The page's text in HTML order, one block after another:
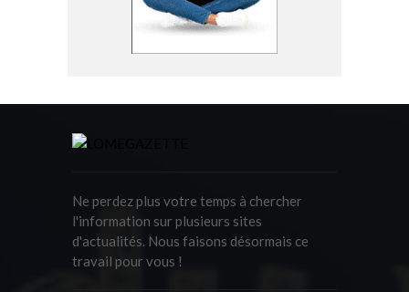
Ne perdez plus votre temps à chercher
l'information sur plusieurs sites
d'actualités. Nous faisons désormais ce
travail pour vous !